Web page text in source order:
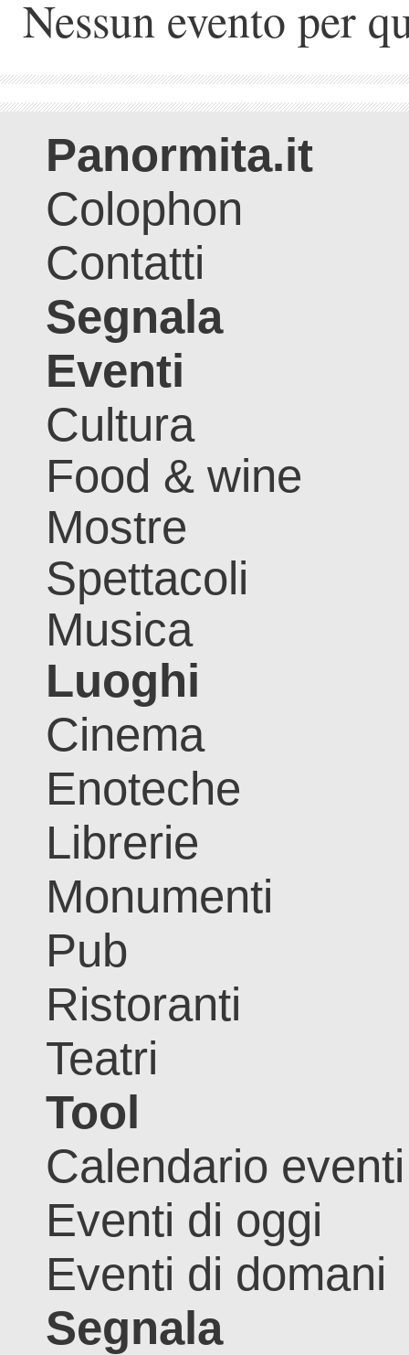
Nessun evento per
Panormita.it
Colophon
Contatti
Segnala
Eventi
Cultura
Food & wine
Mostre
Spettacoli
Musica
Luoghi
Cinema
Enoteche
Librerie
Monumenti
Pub
Ristoranti
Teatri
Tool
Calendario eventi
Eventi di oggi
Eventi di domani
Segnala